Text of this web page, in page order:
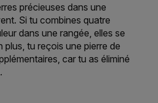
précieuses dans une
Si tu combines quatre
dans une rangée, elles se
plus, tu reçois une pierre de
car tu as éliminé